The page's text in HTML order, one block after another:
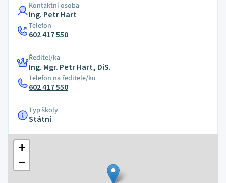
Kontaktní osoba
Ing. Petr Hart
Telefon
602 417 550
Ředitel/ka
Ing. Mgr. Petr Hart, DiS.
Telefon na ředitele/ku
602 417 550
Typ školy
Státní
+
−